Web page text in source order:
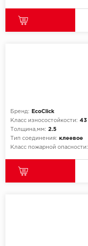
Бренд:
EcoClick
Класс износостойкости: 43
Толщина,мм: 2.5
Тип соединения: клеевое
Класс пожарной опасности: